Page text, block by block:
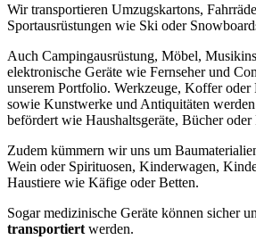
Wir transportieren Umzugskartons,
Sportausrüstungen wie Ski oder
Auch Campingausrüstung, Möbel,
elektronische Geräte wie Fernseher und
unserem Portfolio. Werkzeuge, Koffer oder
sowie Kunstwerke und Antiquitäten
befördert wie Haushaltsgeräte, Bücher oder
Zudem kümmern wir uns um
Wein oder Spirituosen, Kinderwagen,
Haustiere wie Käfige oder Betten.
Sogar medizinische Geräte können sicher
transportiert werden.